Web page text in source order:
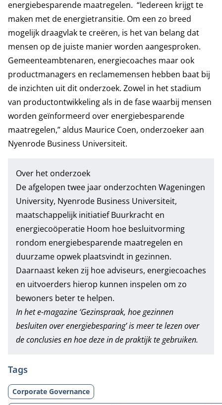
energiebesparende maatregelen. “Iedereen krijgt te
maken met de energietransitie. Om een zo breed
mogelijk draagvlak te creëren, is het van belang dat
mensen op de juiste manier worden aangesproken.
Gemeenteambtenaren, energiecoaches maar ook
productmanagers en reclamemensen hebben baat bij
de inzichten uit dit onderzoek. Zowel in het stadium
van productontwikkeling als in de fase waarbij mensen
worden geïnformeerd over energiebesparende
maatregelen,” aldus Maurice Coen, onderzoeker aan
Nyenrode Business Universiteit.
Over het onderzoek
De afgelopen twee jaar onderzochten Wageningen
University, Nyenrode Business Universiteit,
maatschappelijk initiatiefBuurkracht en
energiecoöperatie Hoom hoe besluitvorming
rondom energiebesparende maatregelen en
duurzame opwek plaatsvindt in gezinnen.
Daarnaast keken zij hoe adviseurs, energiecoaches
en uitvoerders hierop kunnen inspelen om zo
bewoners beter te helpen.
In het e-magazine ‘Gezinspraak, hoe gezinnen
besluiten over energiebesparing’ is meer te lezen over
de conclusies en hoe deze in de praktijk te gebruiken.
Tags
Corporate Governance